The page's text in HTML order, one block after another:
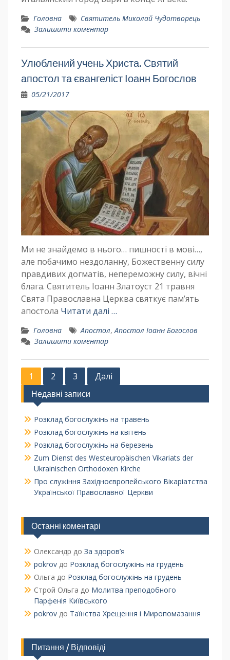
Головна
Святитель Миколай Чудотворець
Залишити коментар
Улюблений учень Христа. Святий
апостол та євангеліст Іоанн Богослов
05/21/2017
Ми не знайдемо в нього… пишності в мові…,
але побачимо нездоланну, Божественну силу
правдивих догматів, непереможну силу, вічні
блага. Святитель Іоанн Златоуст 21 травня
Свята Православна Церква святкує пам’ять
апостола Читати далі …
Головна Апостол,Апостол Іоанн Богослов
Залишити коментар
1 2 3 Далі
Недавні записи
Розклад богослужінь на травень
Розклад богослужінь на квітень
Розклад богослужінь на березень
Zum Dienst des Westeuropäischen Vikariats der
Ukrainischen Orthodoxen Kirche
Про служіння Західноєвропейського Вікаріатства
Української Православної Церкви
Останні коментарі
Олександр до За здоров’я
pokrovдо Розклад богослужінь на грудень
Ольга до Розклад богослужінь на грудень
Строй Ольга до Молитва преподобного
Парфенія Київського
pokrovдо Таїнства Хрещення і Миропомазання
Питання / Відповіді